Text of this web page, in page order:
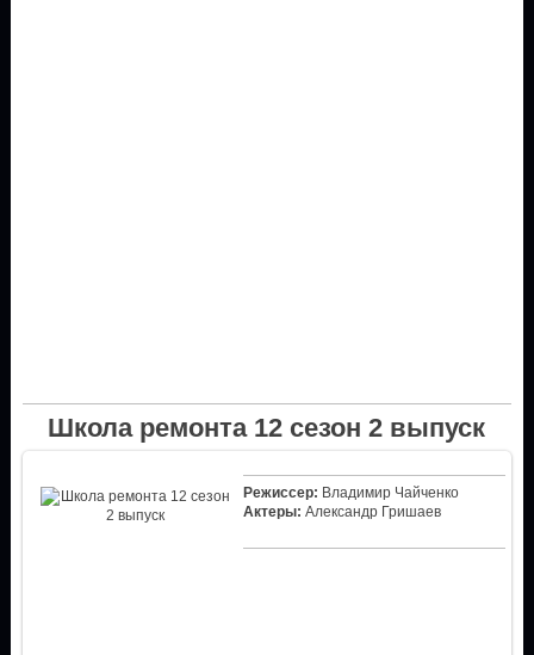
Школа ремонта 12 сезон 2 выпуск
Режиссер: Владимир Чайченко
Актеры: Александр Гришаев